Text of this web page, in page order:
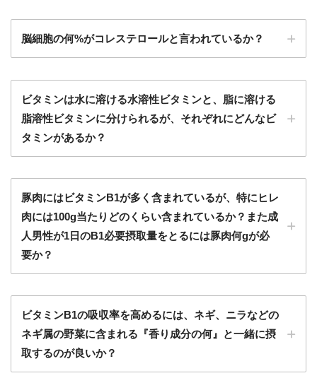
脳細胞の何%がコレステロールと言われているか？
ビタミンは水に溶ける水溶性ビタミンと、脂に溶ける
脂溶性ビタミンに分けられるが、それぞれにどんなビ
タミンがあるか？
豚肉にはビタミンB1が多く含まれているが、特にヒレ
肉には100g当たりどのくらい含まれているか？また成
人男性が1日のB1必要摂取量をとるには豚肉何gが必
要か？
ビタミンB1の吸収率を高めるには、ネギ、ニラなどの
ネギ属の野菜に含まれる『香り成分の何』と一緒に摂
取するのが良いか？